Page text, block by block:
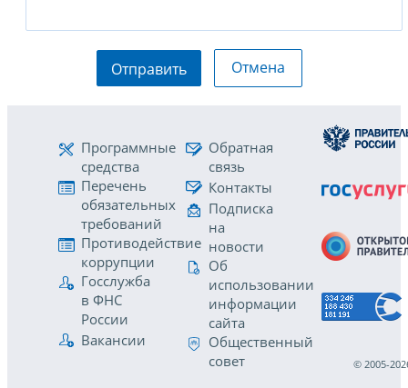
Отправить Отмена
Программные
средства
Перечень
обязательных
требований
Противодействие
коррупции
Госслужба
в ФНС
России
Вакансии
Обратная
связь
Контакты
Подписка
на
новости
Об
использовании
информации
сайта
Общественный
совет
© 2005-